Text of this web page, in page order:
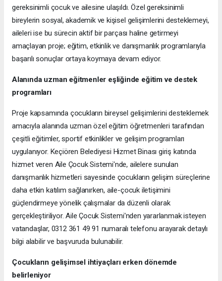
gereksinimli çocuk ve ailesine ulaşıldı. Özel gereksinimli
bireylerin sosyal, akademik ve kişisel gelişimlerini desteklemeyi,
aileleri ise bu sürecin aktif bir parçası haline getirmeyi
amaçlayan proje; eğitim, etkinlik ve danışmanlık programlarıyla
başarılı sonuçlar ortaya koymaya devam ediyor.
Alanında uzman eğitmenler eşliğinde eğitim ve destek
programları
Proje kapsamında çocukların bireysel gelişimlerini desteklemek
amacıyla alanında uzman özel eğitim öğretmenleri tarafından
çeşitli eğitimler, sportif etkinlikler ve gelişim programları
uygulanıyor. Keçiören Belediyesi Hizmet Binası giriş katında
hizmet veren Aile Çocuk Sistemi'nde, ailelere sunulan
danışmanlık hizmetleri sayesinde çocukların gelişim süreçlerine
daha etkin katılım sağlanırken, aile-çocuk iletişimini
güçlendirmeye yönelik çalışmalar da düzenli olarak
gerçekleştiriliyor. Aile Çocuk Sistemi'nden yararlanmak isteyen
vatandaşlar, 0312 361 49 91 numaralı telefonu arayarak detaylı
bilgi alabilir ve başvuruda bulunabilir.
Çocukların gelişimsel ihtiyaçları erken dönemde
belirleniyor